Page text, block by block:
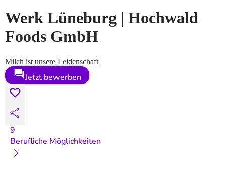
Werk Lüneburg | Hochwald
Foods GmbH
Milch ist unsere Leidenschaft
Jetzt bewerben
9
Berufliche Möglichkeiten